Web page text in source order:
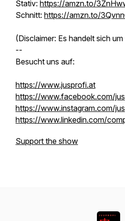
Stativ: https://amzn.to/
Schnitt: https://amzn.to/
(Disclaimer: Es handelt sich
--
Besucht uns auf:
https://www.jusprofi.at
https://www.facebook.com/
https://www.instagram.com/
https://www.linkedin.com/
Support the show